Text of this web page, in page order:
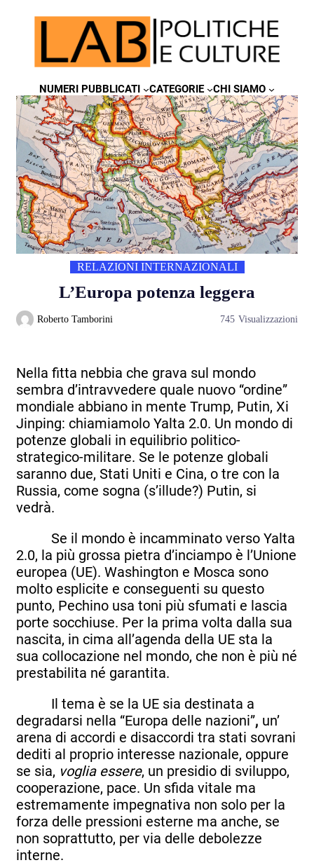
NUMERI PUBBLICATI CATEGORIE CHI SIAMO
RELAZIONI INTERNAZIONALI
L’Europa potenza leggera
Roberto Tamborini 745 Visualizzazioni
Nella fitta nebbia che grava sul mondo
sembra d’intravvedere quale nuovo “ordine”
mondiale abbiano in mente Trump, Putin, Xi
Jinping: chiamiamolo Yalta 2.0. Un mondo di
potenze globali in equilibrio politico-
strategico-militare. Se le potenze globali
saranno due, Stati Uniti e Cina, o tre con la
Russia, come sogna (s’illude?) Putin, si
vedrà.
Se il mondo è incamminato verso Yalta
2.0, la più grossa pietra d’inciampo è l’Unione
europea (UE). Washington e Mosca sono
molto esplicite e conseguenti su questo
punto, Pechino usa toni più sfumati e lascia
porte socchiuse. Per la prima volta dalla sua
nascita, in cima all’agenda della UE sta la
sua collocazione nel mondo, che non è più né
prestabilita né garantita.
Il tema è se la UE sia destinata a
degradarsi nella “Europa delle nazioni”, un’
arena di accordi e disaccordi tra stati sovrani
dediti al proprio interesse nazionale, oppure
se sia, voglia essere, un presidio di sviluppo,
cooperazione, pace. Un sfida vitale ma
estremamente impegnativa non solo per la
forza delle pressioni esterne ma anche, se
non soprattutto, per via delle debolezze
interne.